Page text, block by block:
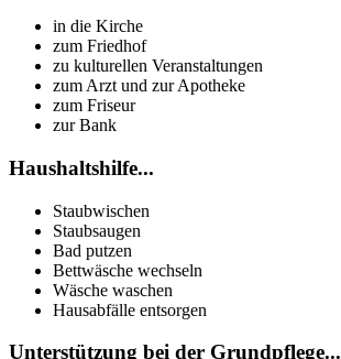
in die Kirche
zum Friedhof
zu kulturellen Veranstaltungen
zum Arzt und zur Apotheke
zum Friseur
zur Bank
Haushaltshilfe...
Staubwischen
Staubsaugen
Bad putzen
Bettwäsche wechseln
Wäsche waschen
Hausabfälle entsorgen
Unterstützung bei der Grundpflege...